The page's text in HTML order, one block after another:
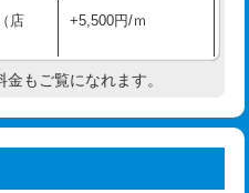
） 16,500円
22,000円
浄便
22,000円
店
+5,500円/ｍ
現地調査
もご覧になれます。